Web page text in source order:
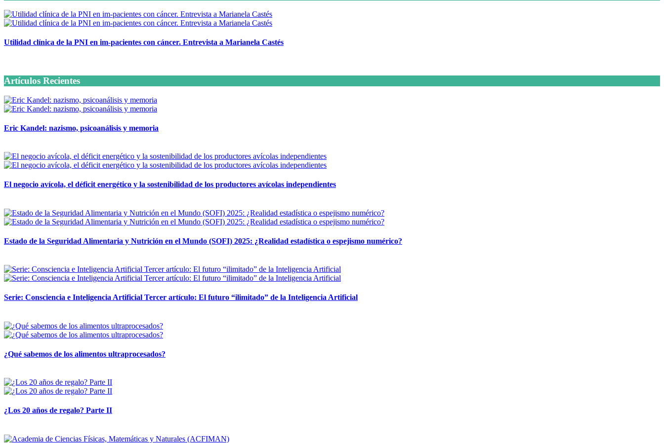
Utilidad clínica de la PNI en im-pacientes con cáncer. Entrevista a Marianela Castés
Artículos Recientes
Eric Kandel: nazismo, psicoanálisis y memoria
El negocio avícola, el déficit energético y la sostenibilidad de los productores avícolas independientes
Estado de la Seguridad Alimentaria y Nutrición en el Mundo (SOFI) 2025: ¿Realidad estadística o espejismo numérico?
Serie: Consciencia e Inteligencia Artificial Tercer artículo: El futuro “ilimitado” de la Inteligencia Artificial
¿Qué sabemos de los alimentos ultraprocesados?
¿Los 20 años de regalo? Parte II